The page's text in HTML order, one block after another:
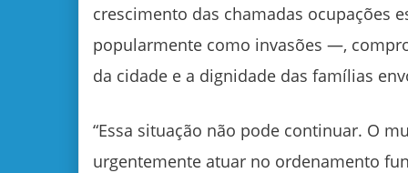
crescimento das chamadas ocupações
popularmente como invasões —,
da cidade e a dignidade das famílias
“Essa situação não pode continuar. O
urgentemente atuar no ordenamento